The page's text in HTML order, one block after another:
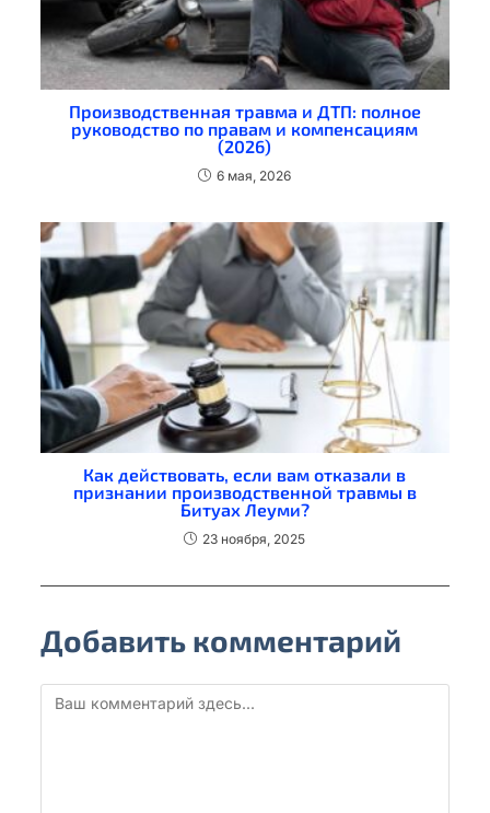
Производственная травма и ДТП: полное
руководство по правам и компенсациям
(2026)
6 мая, 2026
Как действовать, если вам отказали в
признании производственной травмы в
Битуах Леуми?
23 ноября, 2025
Добавить комментарий